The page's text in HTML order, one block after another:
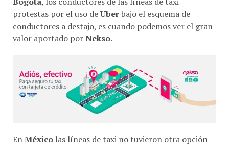
protestas por el uso deUberbajo el esquema de
conductores a destajo, es cuando podemos ver el gran
valor aportado porNekso.
EnMéxico las líneas de taxi no tuvieron otra opción